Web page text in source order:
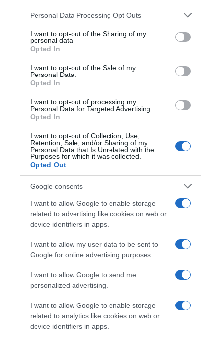
Please note that this website/app uses one or more Google
not limited to your visit or usage behaviour. You may click to
grant or deny consent to Google and its third-party tags to
use your data for below specified purposes in below Google
consent section.
Personal Data Processing Opt Outs
I want to opt-out of the Sharing of my
personal data.
Opted In
I want to opt-out of the Sale of my
Personal Data.
Opted In
I want to opt-out of processing my
Personal Data for Targeted Advertising.
Opted In
I want to opt-out of Collection, Use,
Retention, Sale, and/or Sharing of my
Personal Data that Is Unrelated with the
Purposes for which it was collected.
Opted Out
Google consents
I want to allow Google to enable storage
related to advertising like cookies on web or
device identifiers in apps.
I want to allow my user data to be sent to
Google for online advertising purposes.
I want to allow Google to send me
personalized advertising.
I want to allow Google to enable storage
related to analytics like cookies on web or
device identifiers in apps.
RECENSIONI TECH
Workflow di laboratorio per test fotografici e video
Andrea Conforti · 1 Ago 2026